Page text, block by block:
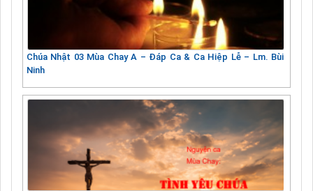
Chúa Nhật 03 Mùa Chay A – Đáp Ca & Ca Hiệp Lễ – Lm. Bùi
Ninh